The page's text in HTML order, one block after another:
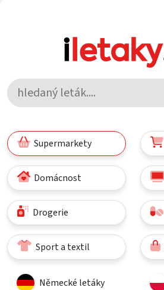
Supermarkety
Domácnost
Drogerie
Sport a textil
Německé letáky